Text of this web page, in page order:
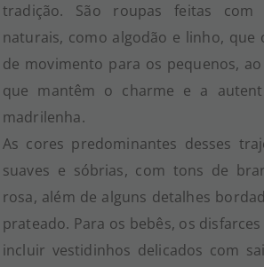
tradição. São roupas feitas com
naturais, como algodão e linho, que
de movimento para os pequenos,
que mantêm o charme e a
madrilenha.
As cores predominantes desses
suaves e sóbrias, com tons de
rosa, além de alguns detalhes
prateado. Para os bebês, os
incluir vestidinhos delicados com